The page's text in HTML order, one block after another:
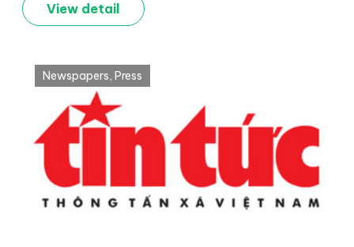
View detail
Newspapers, Press